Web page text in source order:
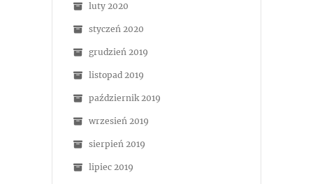
luty 2020
styczeń 2020
grudzień 2019
listopad 2019
październik 2019
wrzesień 2019
sierpień 2019
lipiec 2019